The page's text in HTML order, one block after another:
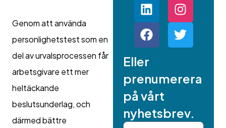
Genom att använda
personlighetstest som en
del av urvalsprocessen får
arbetsgivare ett mer
heltäckande
beslutsunderlag, och
därmed bättre
Eller
prenumerera
på vårt
nyhetsbrev.